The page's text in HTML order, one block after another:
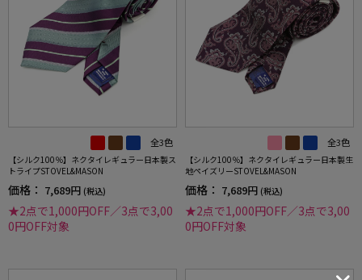
全3色
【シルク100％】ネクタイレギュラー日本製ス
トライプSTOVEL&MASON
価格： 7,689円 (税込)
★2点で1,000円OFF／3点で3,00
0円OFF対象
全3色
【シルク100％】ネクタイレギュラー日本製生
地ペイズリーSTOVEL&MASON
価格： 7,689円 (税込)
★2点で1,000円OFF／3点で3,00
0円OFF対象